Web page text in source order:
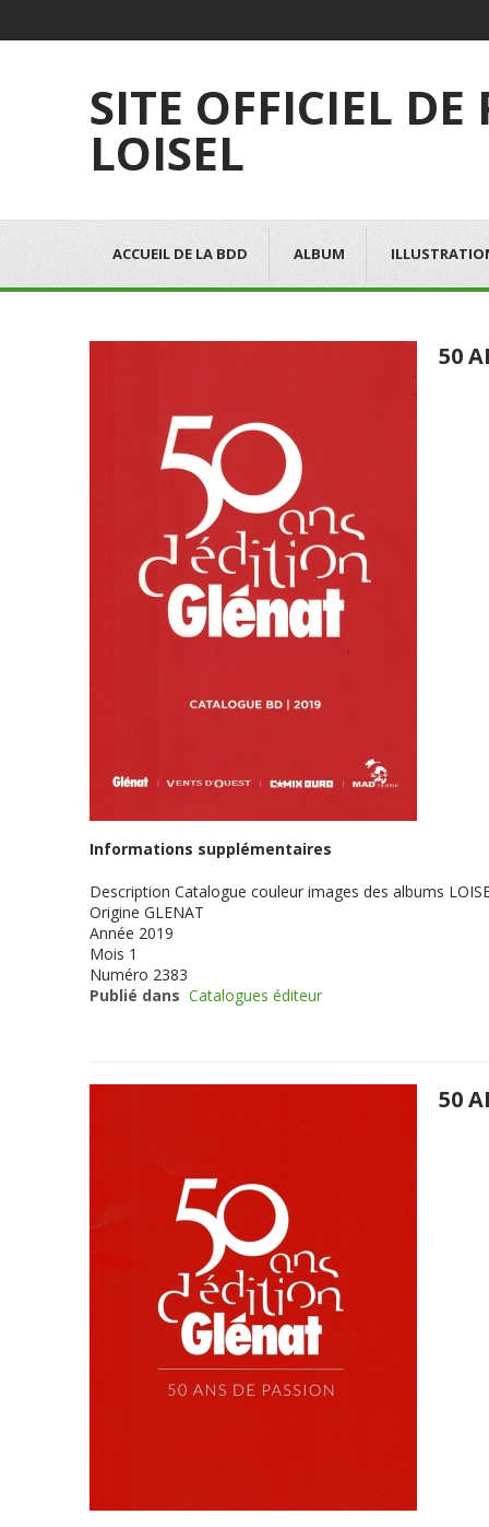
SITE OFFICIEL DE
LOISEL
ACCUEIL DE LA BDD ALBUM
50
Informations supplémentaires
Description Catalogue couleur images des albums
Origine GLENAT
Année 2019
Mois 1
Numéro 2383
Publié dans Catalogues éditeur
50